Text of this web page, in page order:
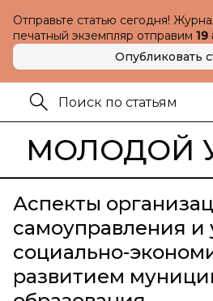
Отправьте статью сегодня!
печатный экземпляр отправим 19
Опубликовать
МОЛОДОЙ
Аспекты
самоуправления и
социально-
развитием